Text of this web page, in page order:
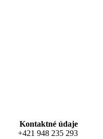
Kontaktné údaje
+421 948 235 293